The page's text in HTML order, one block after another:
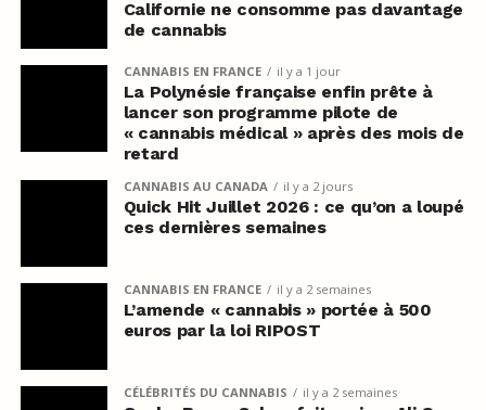
Californie ne consomme pas davantage
de cannabis
CANNABIS EN FRANCE il y a 1 jour
La Polynésie française enfin prête à
lancer son programme pilote de
« cannabis médical » après des mois de
retard
CANNABIS AU CANADA il y a 2 jours
Quick Hit Juillet 2026 : ce qu’on a loupé
ces dernières semaines
CANNABIS EN FRANCE il y a 2 semaines
L’amende « cannabis » portée à 500
euros par la loi RIPOST
CÉLÉBRITÉS DU CANNABIS il y a 2 semaines